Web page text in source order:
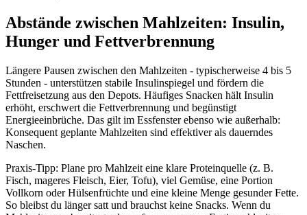
Abstände zwischen Mahlzeiten: Insulin,
Hunger und Fettverbrennung
Längere Pausen zwischen den Mahlzeiten - typischerweise 4 bis 5
Stunden - unterstützen stabile Insulinspiegel und fördern die
Fettfreisetzung aus den Depots. Häufiges Snacken hält Insulin
erhöht, erschwert die Fettverbrennung und begünstigt
Energieeinbrüche. Das gilt im Essfenster ebenso wie außerhalb:
Konsequent geplante Mahlzeiten sind effektiver als dauerndes
Naschen.
Praxis-Tipp: Plane pro Mahlzeit eine klare Proteinquelle (z. B.
Fisch, mageres Fleisch, Eier, Tofu), viel Gemüse, eine Portion
Vollkorn oder Hülsenfrüchte und eine kleine Menge gesunder Fette.
So bleibst du länger satt und brauchst keine Snacks. Wenn du